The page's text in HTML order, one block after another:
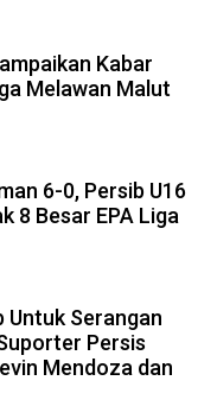
Kabar
Melawan Malut
6-0, Persib U16
8 Besar EPA Liga
Untuk Serangan
Persis
Mendoza dan